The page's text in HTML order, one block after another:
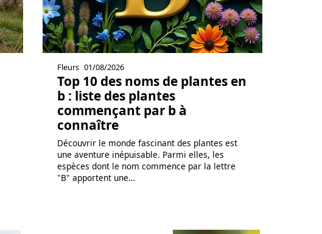
Fleurs 01/08/2026
Top 10 des noms de plantes en
b : liste des plantes
commençant par b à
connaître
Découvrir le monde fascinant des plantes est
une aventure inépuisable. Parmi elles, les
espèces dont le nom commence par la lettre
"B" apportent une…